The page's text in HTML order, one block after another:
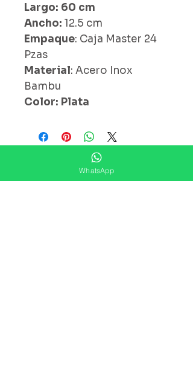
Largo: 60 cm
Ancho: 12.5 cm
Empaque: Caja Master 24
Pzas
Material: Acero Inox
Bambu
Color: Plata
¿ Ya Nos Sigues ?
WhatsApp